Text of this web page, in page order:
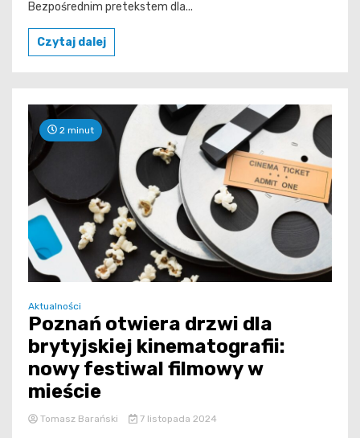
Bezpośrednim pretekstem dla...
Czytaj dalej
2 minut
Aktualności
Poznań otwiera drzwi dla
brytyjskiej kinematografii:
nowy festiwal filmowy w
mieście
Tomasz Barański 7 listopada 2024